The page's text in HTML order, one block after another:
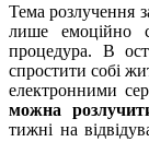
Тема розлучення
лише емоційно
процедура. В
спростити собі
електронними
можна
тижні на